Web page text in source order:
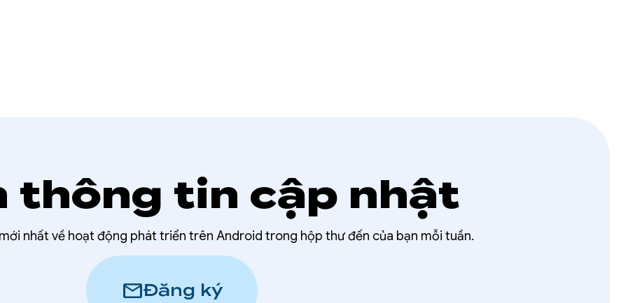
thông tin cập nhật
nhất về hoạt động phát triển trên Android trong hộp thư đến của bạn mỗi tuần.
mailĐăng ký